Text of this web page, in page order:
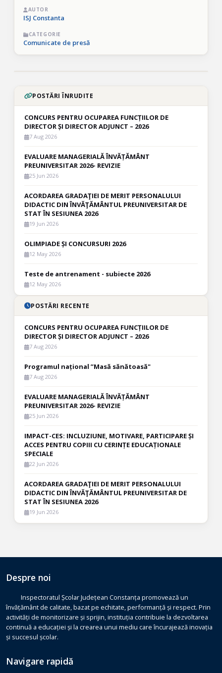
AUTOR
ISJ Constanta
CATEGORIE
Comunicate de presă
POSTĂRI ÎNRUDITE
CONCURS PENTRU OCUPAREA FUNCȚIILOR DE
DIRECTOR ȘI DIRECTOR ADJUNCT – 2026
7 Aug 2026
EVALUARE MANAGERIALĂ ÎNVĂȚĂMÂNT
PREUNIVERSITAR 2026- REVIZIE
25 Jun 2026
ACORDAREA GRADAŢIEI DE MERIT PERSONALULUI
DIDACTIC DIN ÎNVĂŢĂMÂNTUL PREUNIVERSITAR DE
STAT ÎN SESIUNEA 2026
19 Jun 2026
OLIMPIADE ȘI CONCURSURI 2026
12 May 2026
Teste de antrenament - subiecte 2026
12 May 2026
POSTĂRI RECENTE
CONCURS PENTRU OCUPAREA FUNCȚIILOR DE
DIRECTOR ȘI DIRECTOR ADJUNCT – 2026
7 Aug 2026
Programul național ”Masă sănătoasă"
7 Aug 2026
EVALUARE MANAGERIALĂ ÎNVĂȚĂMÂNT
PREUNIVERSITAR 2026- REVIZIE
25 Jun 2026
IMPACT-CES: INCLUZIUNE, MOTIVARE, PARTICIPARE ȘI
ACCES PENTRU COPIII CU CERINȚE EDUCAȚIONALE
SPECIALE
22 Jun 2026
ACORDAREA GRADAŢIEI DE MERIT PERSONALULUI
DIDACTIC DIN ÎNVĂŢĂMÂNTUL PREUNIVERSITAR DE
STAT ÎN SESIUNEA 2026
19 Jun 2026
Despre noi
Inspectoratul Școlar Județean Constanța promovează un
învățământ de calitate, bazat pe echitate, performanță și respect. Prin
activități de monitorizare și sprijin, instituția contribuie la dezvoltarea
continuă a educației și la crearea unui mediu care încurajează inovația
și succesul școlar.
Navigare rapidă